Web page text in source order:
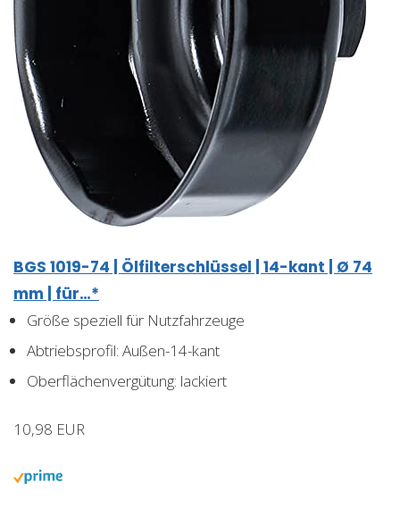
BGS 1019-74 | Ölfilterschlüssel | 14-kant | Ø 74
mm | für…*
Größe speziell für Nutzfahrzeuge
Abtriebsprofil: Außen-14-kant
Oberflächenvergütung: lackiert
10,98 EUR